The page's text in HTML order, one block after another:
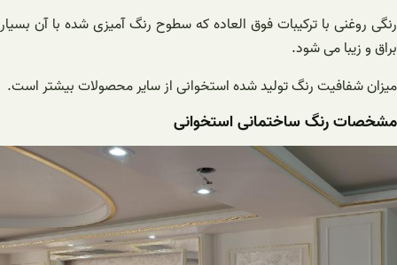
رنگی روغنی با ترکیبات فوق العاده که سطوح رنگ آمیزی شده با آن بسیار
براق و زیبا می شود.
میزان شفافیت رنگ تولید شده استخوانی از سایر محصولات بیشتر است.
مشخصات رنگ ساختمانی استخوانی